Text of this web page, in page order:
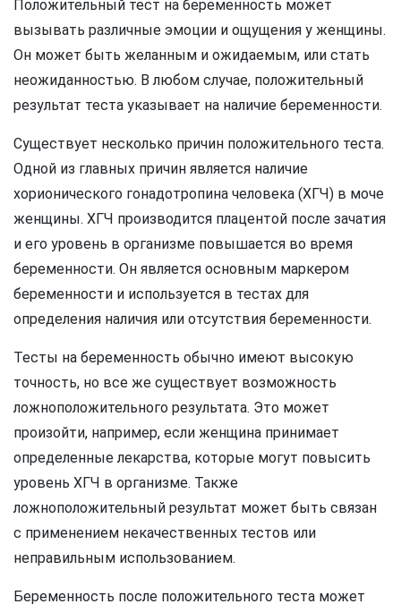
Положительный тест на беременность может
вызывать различные эмоции и ощущения у женщины.
Он может быть желанным и ожидаемым, или стать
неожиданностью. В любом случае, положительный
результат теста указывает на наличие беременности.
Существует несколько причин положительного теста.
Одной из главных причин является наличие
хорионического гонадотропина человека (ХГЧ) в моче
женщины. ХГЧ производится плацентой после зачатия
и его уровень в организме повышается во время
беременности. Он является основным маркером
беременности и используется в тестах для
определения наличия или отсутствия беременности.
Тесты на беременность обычно имеют высокую
точность, но все же существует возможность
ложноположительного результата. Это может
произойти, например, если женщина принимает
определенные лекарства, которые могут повысить
уровень ХГЧ в организме. Также
ложноположительный результат может быть связан
с применением некачественных тестов или
неправильным использованием.
Беременность после положительного теста может